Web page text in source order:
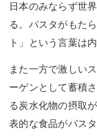
日本のみならず世
る。パスタがもた
ト」という言葉は
また一方で激しい
ーゲンとして蓄積
る炭水化物の摂取
表的な食品がパス